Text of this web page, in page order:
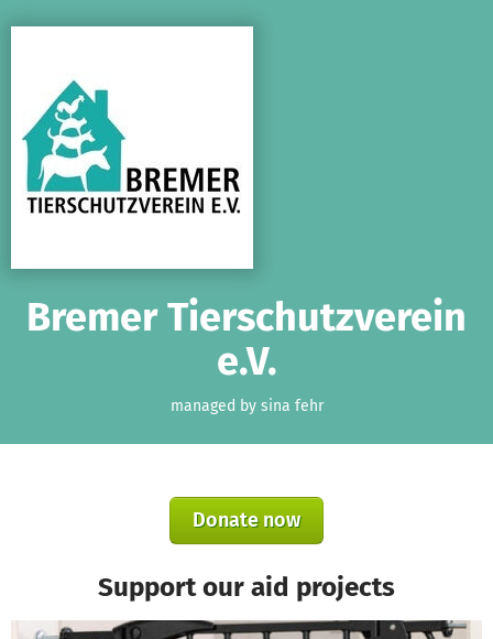
Bremer Tierschutzverein
e.V.
managed by sina fehr
Donate now
Support our aid projects